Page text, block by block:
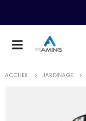
ACCUEIL JARDINAGE